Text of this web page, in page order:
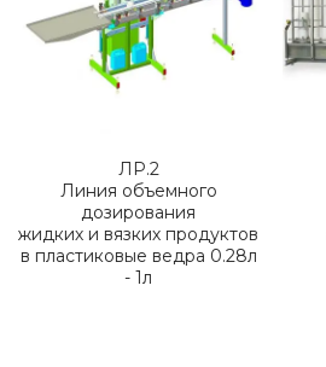
ЛР.2
Линия объемного
дозирования
жидких и вязких продуктов
в пластиковые ведра 0.28л
- 1л